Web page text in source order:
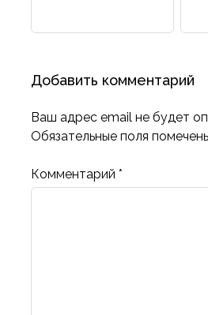
Добавить комментарий
Ваш адрес email не будет
Обязательные поля
Комментарий*